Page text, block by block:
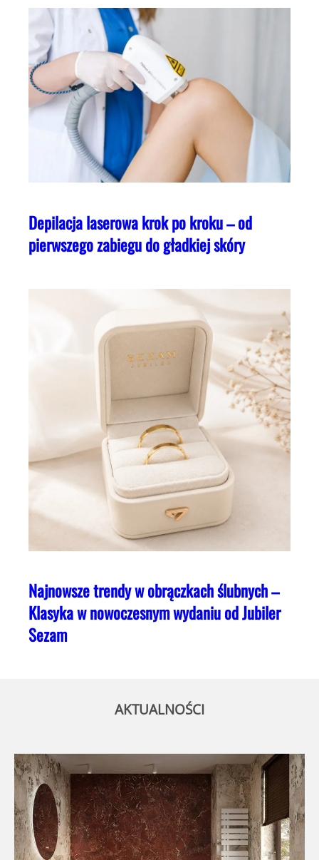
Depilacja laserowa krok po kroku – od
pierwszego zabiegu do gładkiej skóry
Najnowsze trendy w obrączkach ślubnych –
Klasyka w nowoczesnym wydaniu od Jubiler
Sezam
AKTUALNOŚCI